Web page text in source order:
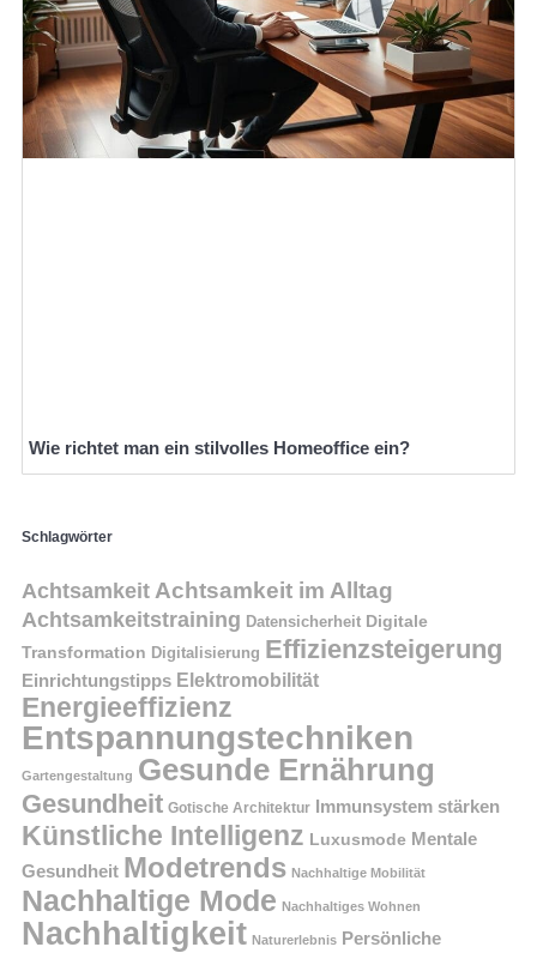
Wie richtet man ein stilvolles Homeoffice ein?
Schlagwörter
Achtsamkeit Achtsamkeit im Alltag
Achtsamkeitstraining Datensicherheit Digitale
Transformation Digitalisierung Effizienzsteigerung
Einrichtungstipps Elektromobilität
Energieeffizienz
Entspannungstechniken
Gartengestaltung Gesunde Ernährung
Gesundheit Gotische Architektur Immunsystem stärken
Künstliche Intelligenz Luxusmode Mentale
Gesundheit Modetrends Nachhaltige Mobilität
Nachhaltige Mode Nachhaltiges Wohnen
Nachhaltigkeit Naturerlebnis Persönliche